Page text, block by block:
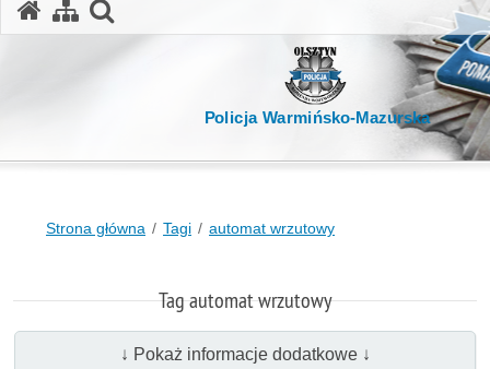
Policja Warmińsko-Mazurska
Strona główna Tagi automat wrzutowy
Tag automat wrzutowy
↓ Pokaż informacje dodatkowe ↓